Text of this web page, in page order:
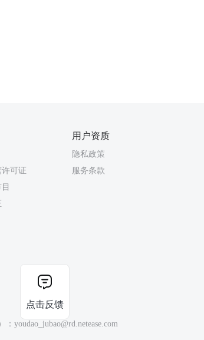
可证
用户资质
隐私政策
服务条款
youdao_jubao@rd.netease.com
点击反馈